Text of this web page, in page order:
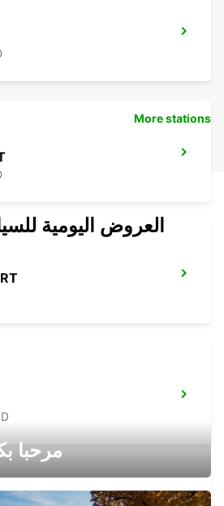
More stations
العروض اليومية
مرحبا